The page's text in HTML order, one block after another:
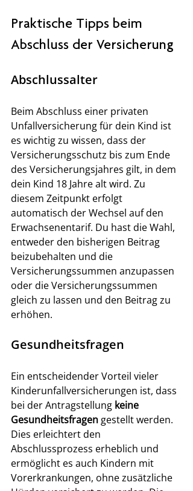
Praktische Tipps beim
Abschluss der Versicherung
Abschlussalter
Beim Abschluss einer privaten
Unfallversicherung für dein Kind ist
es wichtig zu wissen, dass der
Versicherungsschutz bis zum Ende
des Versicherungsjahres gilt, in dem
dein Kind 18 Jahre alt wird. Zu
diesem Zeitpunkt erfolgt
automatisch der Wechsel auf den
Erwachsenentarif. Du hast die Wahl,
entweder den bisherigen Beitrag
beizubehalten und die
Versicherungssummen anzupassen
oder die Versicherungssummen
gleich zu lassen und den Beitrag zu
erhöhen.
Gesundheitsfragen
Ein entscheidender Vorteil vieler
Kinderunfallversicherungen ist, dass
bei der Antragstellung keine
Gesundheitsfragen gestellt werden.
Dies erleichtert den
Abschlussprozess erheblich und
ermöglicht es auch Kindern mit
Vorerkrankungen, ohne zusätzliche